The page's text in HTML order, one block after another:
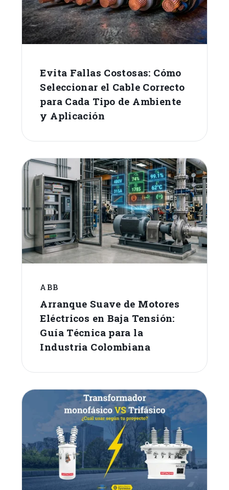
Evita Fallas Costosas: Cómo
Seleccionar el Cable Correcto
para Cada Tipo de Ambiente
y Aplicación
ABB
Arranque Suave de Motores
Eléctricos en Baja Tensión:
Guía Técnica para la
Industria Colombiana